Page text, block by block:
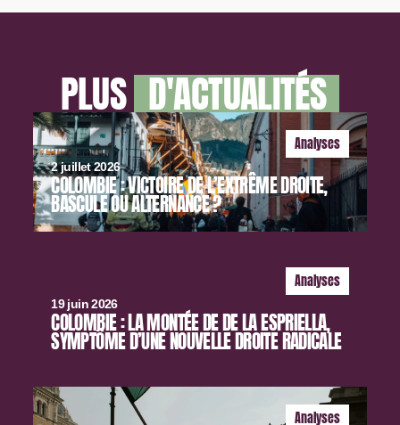
PLUS D'ACTUALITÉS
Analyses
2 juillet 2026
COLOMBIE : VICTOIRE DE L’EXTRÊME DROITE,
BASCULE OU ALTERNANCE ?
Analyses
19 juin 2026
COLOMBIE : LA MONTÉE DE DE LA ESPRIELLA,
SYMPTÔME D’UNE NOUVELLE DROITE RADICALE
Analyses